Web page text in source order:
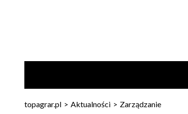
topagrar.pl > Aktualności > Zarządzanie